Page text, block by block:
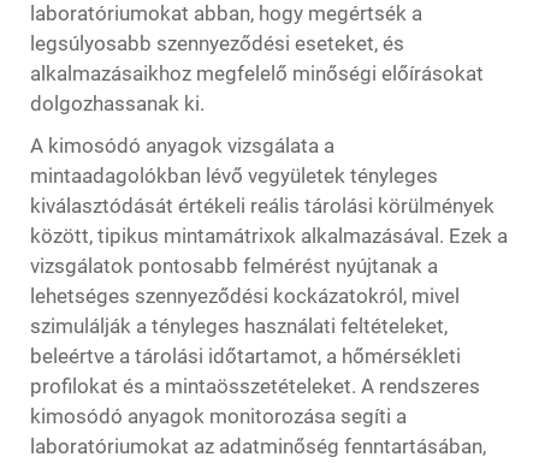
laboratóriumokat abban, hogy megértsék a
legsúlyosabb szennyeződési eseteket, és
alkalmazásaikhoz megfelelő minőségi előírásokat
dolgozhassanak ki.
A kimosódó anyagok vizsgálata a
mintaadagolókban lévő vegyületek tényleges
kiválasztódását értékeli reális tárolási körülmények
között, tipikus mintamátrixok alkalmazásával. Ezek a
vizsgálatok pontosabb felmérést nyújtanak a
lehetséges szennyeződési kockázatokról, mivel
szimulálják a tényleges használati feltételeket,
beleértve a tárolási időtartamot, a hőmérsékleti
profilokat és a mintaösszetételeket. A rendszeres
kimosódó anyagok monitorozása segíti a
laboratóriumokat az adatminőség fenntartásában,